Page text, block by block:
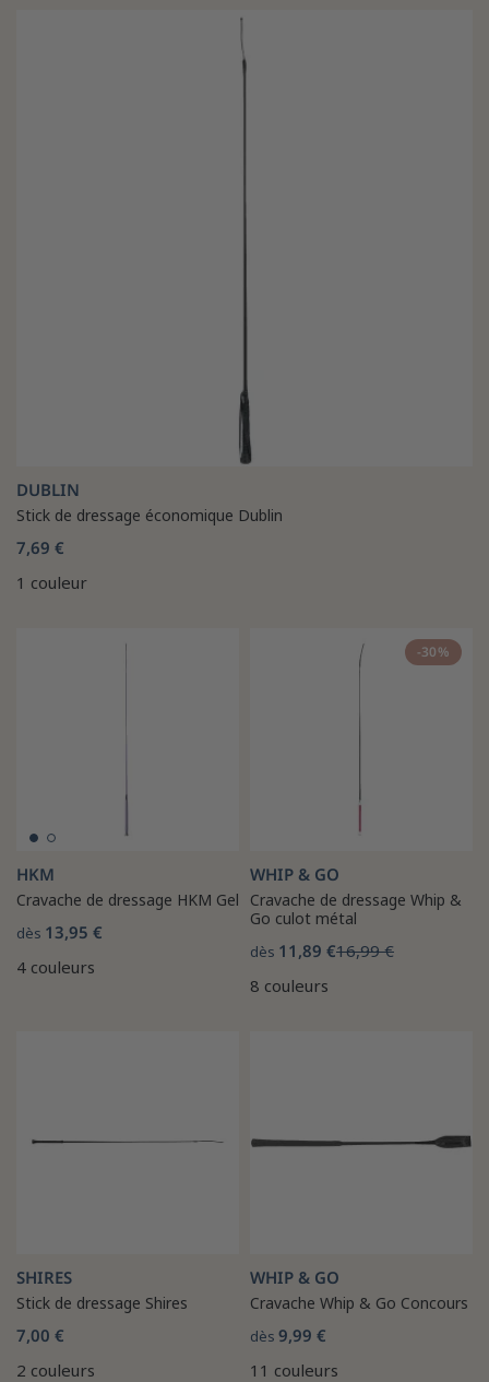
DUBLIN
Stick de dressage économique Dublin
7,69 €
1 couleur
HKM
Cravache de dressage HKM Gel
dès 13,95 €
4 couleurs
-30%
WHIP & GO
Cravache de dressage Whip &
Go culot métal
dès 11,89 €16,99 €
8 couleurs
SHIRES
Stick de dressage Shires
7,00 €
2 couleurs
WHIP & GO
Cravache Whip & Go Concours
dès 9,99 €
11 couleurs